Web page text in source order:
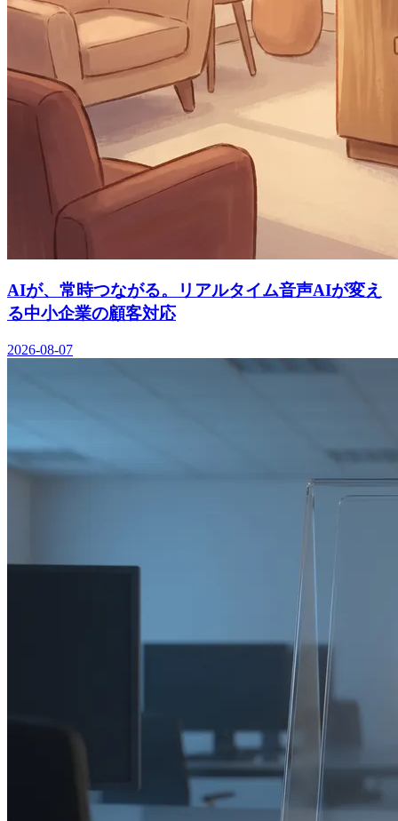
AIが、常時つながる。リアルタイム音声AIが変え
る中小企業の顧客対応
2026-08-07